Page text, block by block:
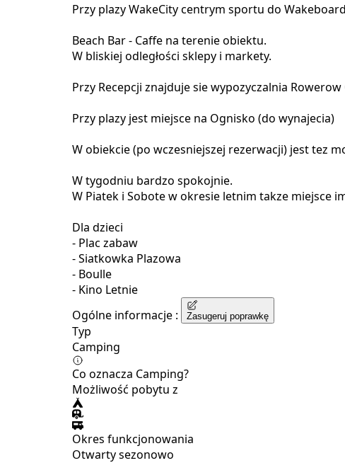
Przy plazy WakeCity centrym sportu do
Beach Bar - Caffe na terenie obiektu.
W bliskiej odległości sklepy i markety.
Przy Recepcji znajduje sie wypozyczalnia
Przy plazy jest miejsce na Ognisko (do wynajecia)
W obiekcie (po wczesniejszej rezerwacji) jest tez
W tygodniu bardzo spokojnie.
W Piatek i Sobote w okresie letnim takze miejsce
Dla dzieci
- Plac zabaw
- Siatkowka Plazowa
- Boulle
- Kino Letnie
Ogólne informacje :
Zasugeruj poprawkę
Typ
Camping
Co oznacza Camping?
Możliwość pobytu z
Okres funkcjonowania
Otwarty sezonowo